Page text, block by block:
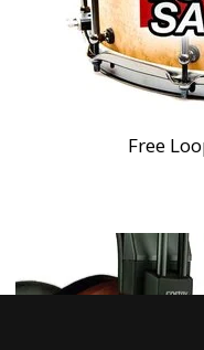
Free